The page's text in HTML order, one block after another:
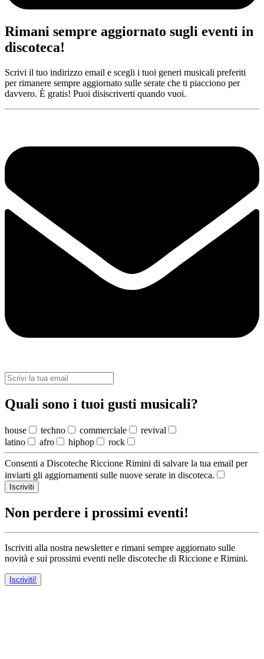
Rimani sempre aggiornato sugli eventi in
discoteca!
Scrivi il tuo indirizzo email e scegli i tuoi generi musicali preferiti
per rimanere sempre aggiornato sulle serate che ti piacciono per
davvero. È gratis! Puoi disiscriverti quando vuoi.
Quali sono i tuoi gusti musicali?
house techno commerciale
revival
latino
afro hiphop rock
Consenti a Discoteche Riccione Rimini di salvare la tua email per
inviarti gli aggiornamenti sulle nuove serate in discoteca.
Iscriviti
Non perdere i prossimi eventi!
Iscriviti alla nostra newsletter e rimani sempre aggiornato sulle
novità e sui prossimi eventi nelle discoteche di Riccione e Rimini.
Iscriviti!